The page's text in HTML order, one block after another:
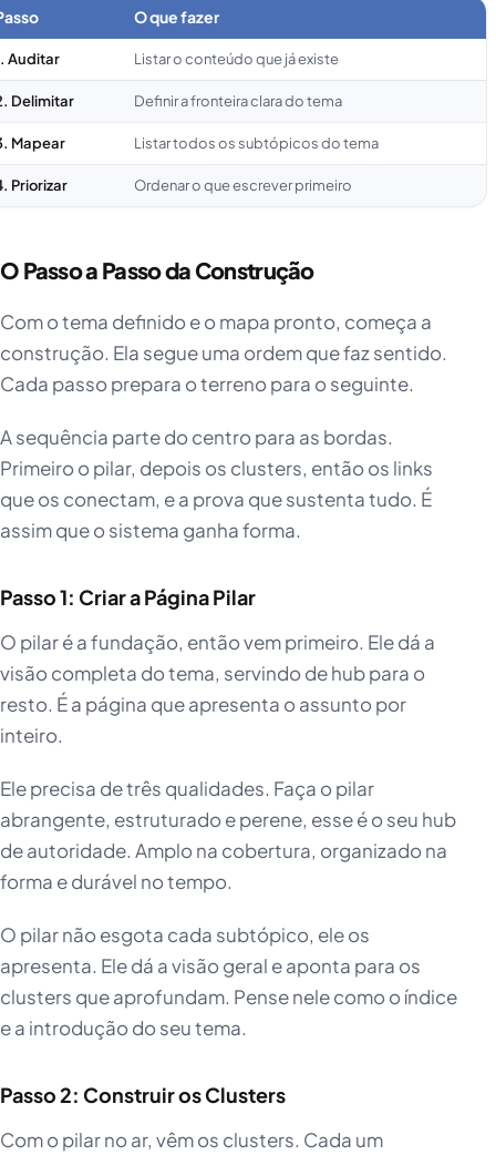
O que fazer
Auditar Listar o conteúdo que já existe
Delimitar Definir a fronteira clara do tema
Mapear Listar todos os subtópicos do tema
Priorizar Ordenar o que escrever primeiro
O Passo a Passo da Construção
Com o tema definido e o mapa pronto, começa a
construção. Ela segue uma ordem que faz sentido.
Cada passo prepara o terreno para o seguinte.
A sequência parte do centro para as bordas.
Primeiro o pilar, depois os clusters, então os links
que os conectam, e a prova que sustenta tudo. É
assim que o sistema ganha forma.
Passo 1: Criar a Página Pilar
O pilar é a fundação, então vem primeiro. Ele dá a
visão completa do tema, servindo de hub para o
resto. É a página que apresenta o assunto por
inteiro.
Ele precisa de três qualidades. Faça o pilar
abrangente, estruturado e perene, esse é o seu hub
de autoridade. Amplo na cobertura, organizado na
forma e durável no tempo.
O pilar não esgota cada subtópico, ele os
apresenta. Ele dá a visão geral e aponta para os
clusters que aprofundam. Pense nele como o índice
e a introdução do seu tema.
Passo 2: Construir os Clusters
Com o pilar no ar, vêm os clusters. Cada um